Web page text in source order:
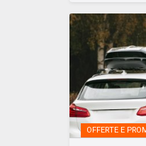
OFFERTE E